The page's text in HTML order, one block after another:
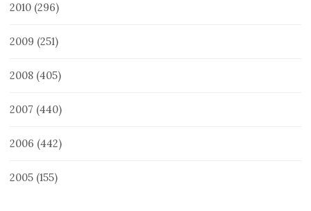
2010 (296)
2009 (251)
2008 (405)
2007 (440)
2006 (442)
2005 (155)